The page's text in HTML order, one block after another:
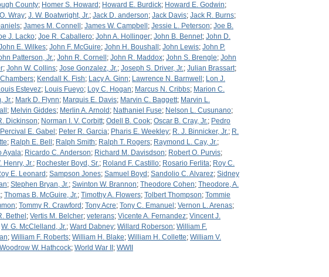
County; Homer S. Howard ; Howard E. Burdick; Howard E. Godwin;
Wray; J. W. Boatwright, Jr.; Jack D. anderson; Jack Davis; Jack R. Burns;
; James M. Connell ; James W. Campbell ; Jessie L. Peterson; Joe B.
J. Lacko; Joe R. Caballero; John A. Hollinger; John B. Bennet; John D.
E. Wilkes; John F. McGuire; John H. Boushall ; John Lewis; John P.
Patterson, Jr.; John R. Cornell ; John R. Maddox; John S. Brengle; John
; John W. Collins; Jose Gonzalez, Jr.; Joseph S. Driver, Jr.; Julian Brassart;
; Kendall K. Fish; Lacy A. Ginn; Lawrence N. Barnwell ; Lon J.
Estevez; Louis Fueyo; Loy C. Hogan; Marcus N. Cribbs; Marion C.
Jr.; Mark D. Flynn; Marquis E. Davis; Marvin C. Baggett; Marvin L.
; Melvin Giddes; Merlin A. Arnold ; Nathaniel Fuse; Nelson L. Cusunano;
Dickinson; Norman I. V. Corbitt; Odell B. Cook; Oscar B. Cray, Jr.; Pedro
Percival E. Gabel ; Peter R. Garcia; Pharis E. Weekley; R. J. Binnicker, Jr.; R.
; Ralph E. Bell ; Ralph Smith; Ralph T. Rogers; Raymond L. Cay, Jr.;
Ayala; Ricardo C. Anderson; Richard M. Davisdson; Robert O. Purvis;
Henry, Jr.; Rochester Boyd, Sr.; Roland F. Castillo; Rosario Ferlita; Roy C.
E. Leonard ; Sampson Jones; Samuel Boyd ; Sandolio C. Alvarez; Sidney
; Stephen Bryan, Jr.; Swinton W. Brannon; Theodore Cohen; Theodore, A.
; Thomas B. McGuire, Jr.; Timothy A. Flowers; Tolbert Thompson; Tommie
; Tommy R. Crawford ; Tony Acre; Tony C. Emanuel ; Vernon L. Arenas;
Bethel ; Vertis M. Belcher; veterans; Vicente A. Fernandez; Vincent J.
W. G. McClelland, Jr.; Ward Dabney; Willard Roberson; William F.
; William F. Roberts; William H. Blake; William H. Collette; William V.
Woodrow W. Hathcock; World War II ; WWII